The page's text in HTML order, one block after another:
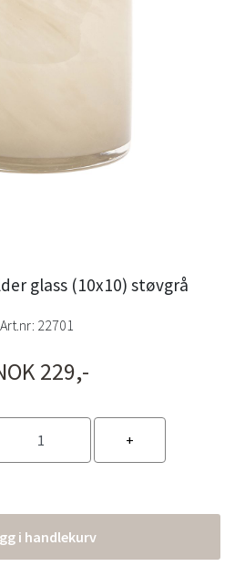
glass (10x10) støvgrå
Art.nr: 22701
229,-
i handlekurv